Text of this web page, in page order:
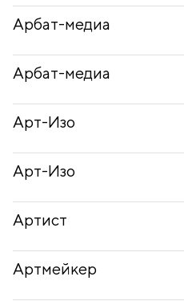
Арбат-медиа
Арбат-медиа
Арт-Изо
Арт-Изо
Артист
Артмейкер